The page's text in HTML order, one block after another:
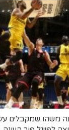
משהו שמקבלים